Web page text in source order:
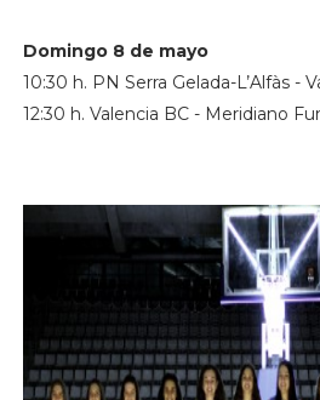
Domingo 8 de mayo
10:30 h. PN Serra Gelada-L’Alfàs -
12:30 h. Valencia BC - Meridiano